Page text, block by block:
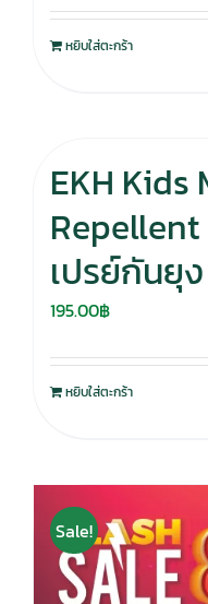
หยิบใส่ตะกร้า
EKH
Repellent
เปรย์กันยุง
195.00฿
หยิบใส่ตะกร้า
Sale!